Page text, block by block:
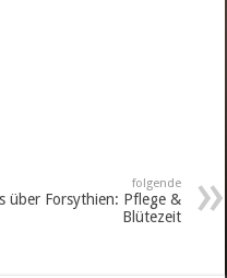
folgende
über Forsythien: Pflege &
Blütezeit